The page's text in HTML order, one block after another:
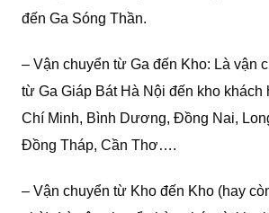
đến Ga Sóng Thần.
– Vận chuyển từ Ga đến Kho: Là vận
từ Ga Giáp Bát Hà Nội đến kho khách
Chí Minh, Bình Dương, Đồng Nai,
Đồng Tháp, Cần Thơ….
– Vận chuyển từ Kho đến Kho (hay